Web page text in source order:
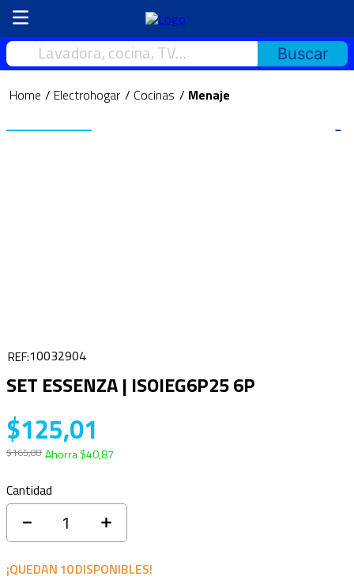
Lavadora, cocina, TV…
Electrohogar Cocinas Menaje
10032904
SET ESSENZA | ISOIEG6P25 6P
$125,01
$165,88 Ahorra$40,87
Cantidad
＋
－
¡QUEDAN 10DISPONIBLES!